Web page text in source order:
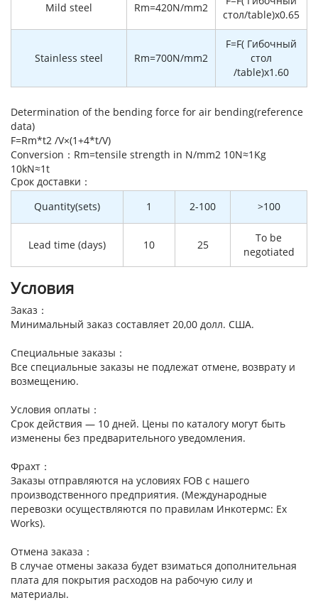
Mild steel Rm=420N/mm2
стол/table)x0.65
Stainless steel Rm=700N/mm2
F=F( Гибочный
стол
/table)x1.60
Determination of the bending force for air bending(reference
data)
F=Rm*t2 /V×(1+4*t/V)
Conversion：Rm=tensile strength in N/mm2 10N≈1Kg
10kN≈1t
Cрок доставки：
Quantity(sets)
1 2-100 >100
Lead time (days) 10 25
To be
negotiated
Условия
Заказ：
Минимальный заказ составляет 20,00 долл. США.
Специальные заказы：
Все специальные заказы не подлежат отмене, возврату и
возмещению.
Условия оплаты：
Срок действия — 10 дней. Цены по каталогу могут быть
изменены без предварительного уведомления.
Фрахт：
Заказы отправляются на условиях FOB с нашего
производственного предприятия. (Международные
перевозки осуществляются по правилам Инкотермс: Ex
Works).
Отмена заказа：
В случае отмены заказа будет взиматься дополнительная
плата для покрытия расходов на рабочую силу и
материалы.